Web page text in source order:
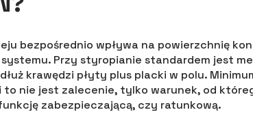
bezpośrednio wpływa na powierzchnię
Przy styropianie standardem jest
krawędzi płyty plus placki w polu.
nie jest zalecenie, tylko warunek, od
zabezpieczającą, czy ratunkową.